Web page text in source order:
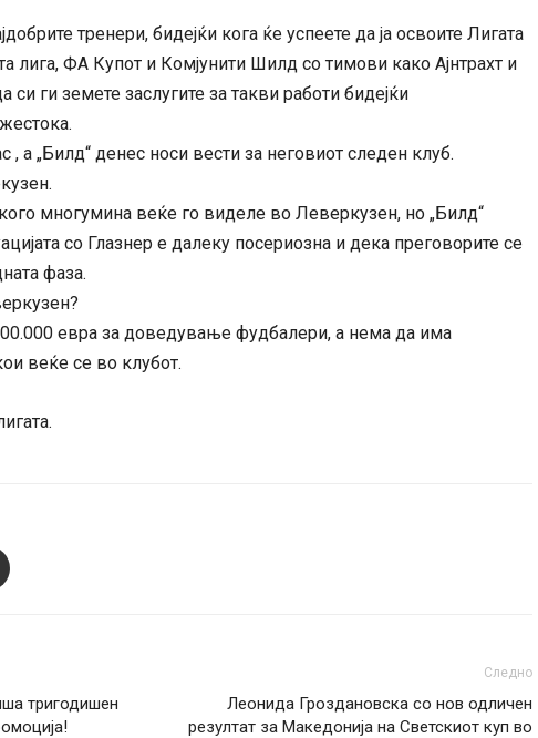
тренери, бидејќи кога ќе успеете да ја освоите Лигата
лига, ФА Купот и Комјунити Шилд со тимови како Ајнтрахт и
ги земете заслугите за такви работи бидејќи
, а „Билд“ денес носи вести за неговиот следен клуб.
многумина веќе го виделе во Леверкузен, но „Билд“
со Глазнер е далеку посериозна и дека преговорите се
фаза.
евра за доведување фудбалери, а нема да има
веќе се во клубот.
тригодишен
Следно
Леонида Гроздановска со нов одличен
резултат за Македонија на Светскиот куп во